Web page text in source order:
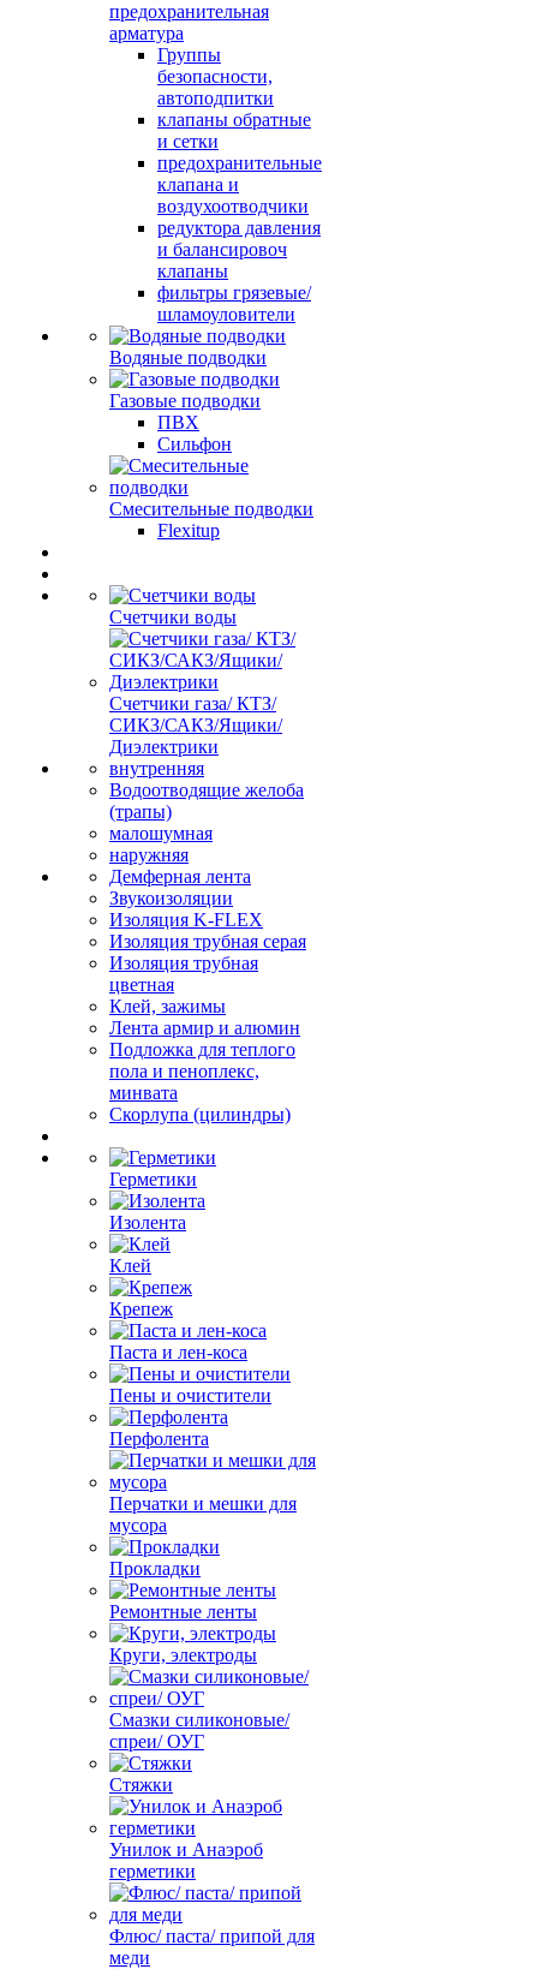
предохранительная
арматура
Группы
безопасности,
автоподпитки
клапаны обратные
и сетки
предохранительные
клапана и
воздухоотводчики
редуктора давления
и балансировоч
клапаны
фильтры грязевые/
шламоуловители
Водяные подводки
Газовые подводки
ПВХ
Сильфон
Смесительные подводки
Flexitup
Счетчики воды
Счетчики газа/ КТЗ/
СИКЗ/САКЗ/Ящики/
Диэлектрики
внутренняя
Водоотводящие желоба
(трапы)
малошумная
наружняя
Демферная лента
Звукоизоляции
Изоляция K-FLEX
Изоляция трубная серая
Изоляция трубная
цветная
Клей, зажимы
Лента армир и алюмин
Подложка для теплого
пола и пеноплекс,
минвата
Скорлупа (цилиндры)
Герметики
Изолента
Клей
Крепеж
Паста и лен-коса
Пены и очистители
Перфолента
Перчатки и мешки для
мусора
Прокладки
Ремонтные ленты
Круги, электроды
Смазки силиконовые/
спреи/ ОУГ
Стяжки
Унилок и Анаэроб
герметики
Флюс/ паста/ припой для
меди